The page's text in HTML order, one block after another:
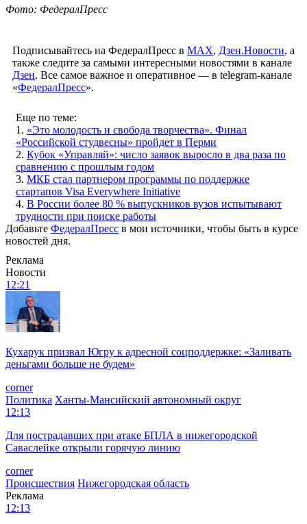
Фото: ФедералПресс
Подписывайтесь на ФедералПресс в МАХ, Дзен.Новости, а
также следите за самыми интересными новостями в канале
Дзен. Все самое важное и оперативное — в telegram-канале
«ФедералПресс».
Еще по теме:
1. «Это молодость и свобода творчества». Финал
«Российской студвесны» пройдет в Перми
2. Кубок «Управляй»: число заявок выросло в два раза по
сравнению с прошлым годом
3. МКБ стал партнером программы по поддержке
стартапов Visa Everywhere Initiative
4. В России более 80 % выпускников вузов испытывают
трудности при поиске работы
Добавьте ФедералПресс в мои источники, чтобы быть в курсе
новостей дня.
Реклама
Новости
12:21
Кухарук призвал Югру к адресной соцподдержке: «Заливать
деньгами больше не будем»
corner
Политика Ханты-Мансийский автономный округ
12:13
Для пострадавших при атаке БПЛА в нижегородской
Саваслейке открыли горячую линию
corner
Происшествия Нижегородская область
Реклама
12:13